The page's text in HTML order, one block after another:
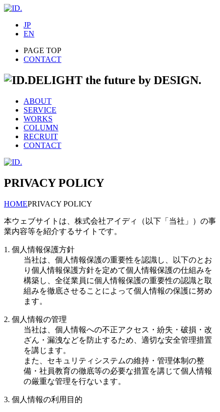
JP
EN
PAGE TOP
CONTACT
DELIGHT the future by DESIGN.
ABOUT
SERVICE
WORKS
COLUMN
RECRUIT
CONTACT
PRIVACY POLICY
HOMEPRIVACY POLICY
本ウェブサイトは、株式会社アイディ（以下「当社」）の事
業内容等を紹介するサイトです。
1. 個人情報保護方針
当社は、個人情報保護の重要性を認識し、以下のとお
り個人情報保護方針を定めて個人情報保護の仕組みを
構築し、全従業員に個人情報保護の重要性の認識と取
組みを徹底させることによって個人情報の保護に努め
ます。
2. 個人情報の管理
当社は、個人情報への不正アクセス・紛失・破損・改
ざん・漏洩などを防止するため、適切な安全管理措置
を講じます。
また、セキュリティシステムの維持・管理体制の整
備・社員教育の徹底等の必要な措置を講じて個人情報
の厳重な管理を行ないます。
3. 個人情報の利用目的